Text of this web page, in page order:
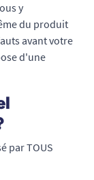
y
du produit
avant votre
d'une
par TOUS